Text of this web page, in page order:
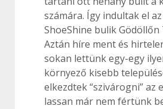
számára. Így indultak el
ShoeShine bulik Gödöllőn
Aztán híre ment és
sokan lettünk egy-egy
környező kisebb
elkezdtek “szivárogni” az
lassan már nem fértünk